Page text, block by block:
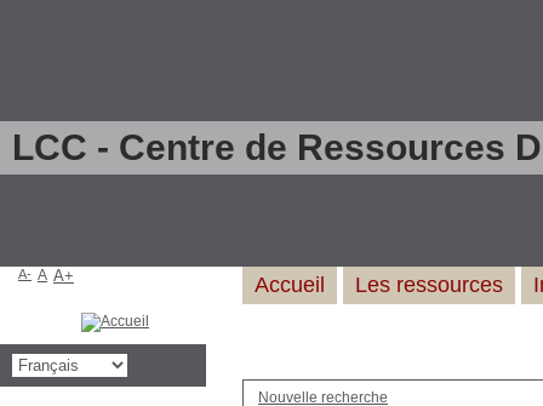
LCC - Centre de Ressources
Nouvelle recherche
Accueil Les ressources
A- A A+